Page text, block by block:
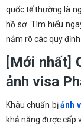
quốc tế thường là
hồ sơ. Tìm hiểu
nắm rõ các quy
[Mới nhất]
ảnh visa
Khâu chuẩn bịảnh
khả năng được cấp